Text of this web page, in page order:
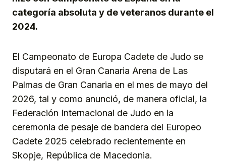
categoría absoluta y de veteranos durante el
2024.
El Campeonato de Europa Cadete de Judo se
disputará en el Gran Canaria Arena de Las
Palmas de Gran Canaria en el mes de mayo del
2026, tal y como anunció, de manera oficial, la
Federación Internacional de Judo en la
ceremonia de pesaje de bandera del Europeo
Cadete 2025 celebrado recientemente en
Skopje, República de Macedonia.